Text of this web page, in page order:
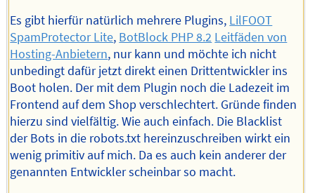
Es gibt hierfür natürlich mehrere Plugins, LilFOOT
SpamProtector Lite, BotBlock PHP 8.2 Leitfäden von
Hosting-Anbietern, nur kann und möchte ich nicht
unbedingt dafür jetzt direkt einen Drittentwickler ins
Boot holen. Der mit dem Plugin noch die Ladezeit im
Frontend auf dem Shop verschlechtert. Gründe finden
hierzu sind vielfältig. Wie auch einfach. Die Blacklist
der Bots in die robots.txt hereinzuschreiben wirkt ein
wenig primitiv auf mich. Da es auch kein anderer der
genannten Entwickler scheinbar so macht.